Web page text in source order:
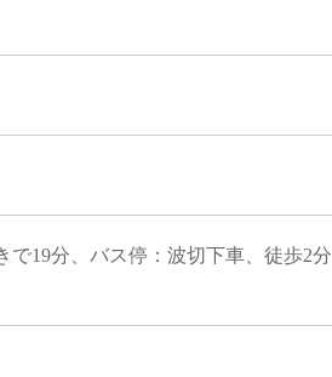
19分、バス停：波切下車、徒歩2分